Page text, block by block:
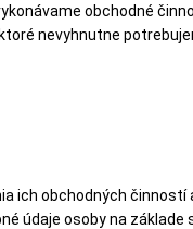
obchodné
nevyhnutne
ich obchodných činností
údaje osoby na